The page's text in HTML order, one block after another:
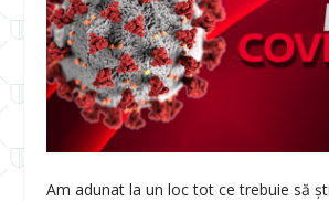
Am adunat la un loc tot ce trebuie să